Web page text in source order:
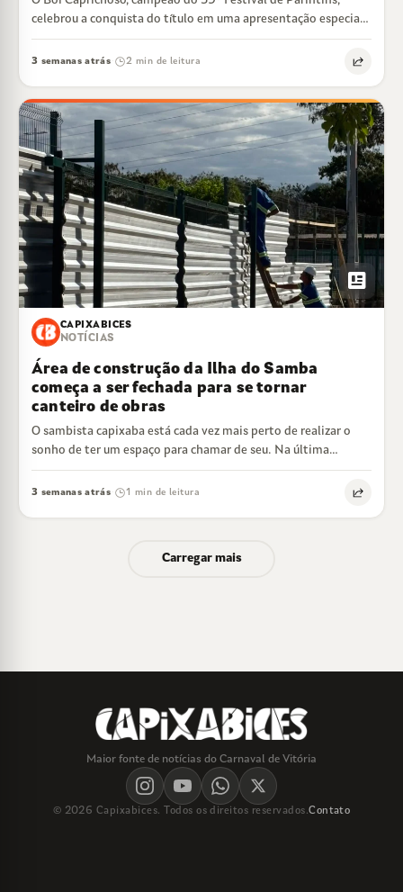
celebrou a conquista do título em uma apresentação especial
no Arraial de Nossa…
3 semanas atrás· 2 min de leitura
newsmode
CAPIXABICES
NOTÍCIAS
Área de construção da Ilha do Samba
começa a ser fechada para se tornar
canteiro de obras
O sambista capixaba está cada vez mais perto de realizar o
sonho de ter um espaço para chamar de seu. Na última…
3 semanas atrás· 1 min de leitura
Carregar mais
Maior fonte de notícias do Carnaval de Vitória
© 2026 Capixabices. Todos os direitos reservados.Contato